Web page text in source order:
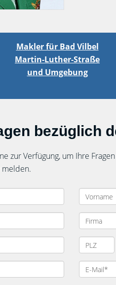
Makler für Bad Vilbel
Martin-Luther-Straße
und Umgebung
bezüglich
zur Verfügung, um Ihre